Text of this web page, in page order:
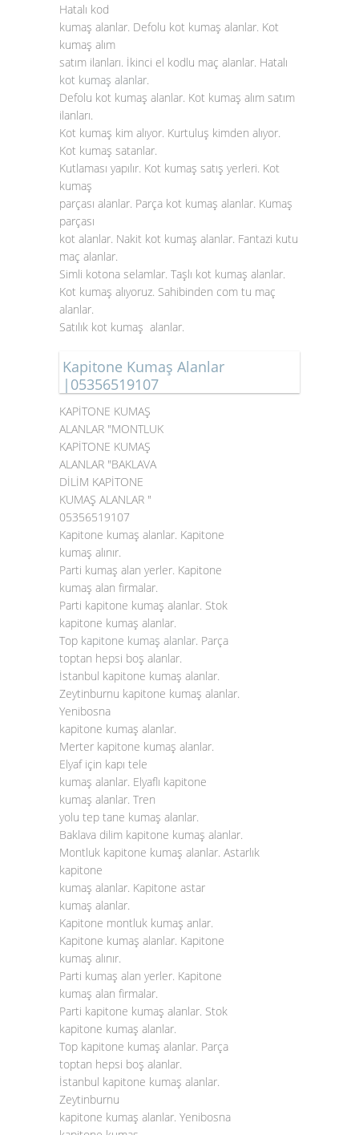
Hatalı kod
kumaş alanlar. Defolu kot kumaş alanlar. Kot
kumaş alım
satım ilanları. İkinci el kodlu maç alanlar. Hatalı
kot kumaş alanlar.
Defolu kot kumaş alanlar. Kot kumaş alım satım
ilanları.
Kot kumaş kim alıyor. Kurtuluş kimden alıyor.
Kot kumaş satanlar.
Kutlaması yapılır. Kot kumaş satış yerleri. Kot
kumaş
parçası alanlar. Parça kot kumaş alanlar. Kumaş
parçası
kot alanlar. Nakit kot kumaş alanlar. Fantazi kutu
maç alanlar.
Simli kotona selamlar. Taşlı kot kumaş alanlar.
Kot kumaş alıyoruz. Sahibinden com tu maç
alanlar.
Satılık kot kumaş alanlar.
Kapitone Kumaş Alanlar
|05356519107
KAPİTONE KUMAŞ
ALANLAR "MONTLUK
KAPİTONE KUMAŞ
ALANLAR "BAKLAVA
DİLİM KAPİTONE
KUMAŞ ALANLAR "
05356519107
Kapitone kumaş alanlar. Kapitone
kumaş alınır.
Parti kumaş alan yerler. Kapitone
kumaş alan firmalar.
Parti kapitone kumaş alanlar. Stok
kapitone kumaş alanlar.
Top kapitone kumaş alanlar. Parça
toptan hepsi boş alanlar.
İstanbul kapitone kumaş alanlar.
Zeytinburnu kapitone kumaş alanlar.
Yenibosna
kapitone kumaş alanlar.
Merter kapitone kumaş alanlar.
Elyaf için kapı tele
kumaş alanlar. Elyaflı kapitone
kumaş alanlar. Tren
yolu tep tane kumaş alanlar.
Baklava dilim kapitone kumaş alanlar.
Montluk kapitone kumaş alanlar. Astarlık
kapitone
kumaş alanlar. Kapitone astar
kumaş alanlar.
Kapitone montluk kumaş anlar.
Kapitone kumaş alanlar. Kapitone
kumaş alınır.
Parti kumaş alan yerler. Kapitone
kumaş alan firmalar.
Parti kapitone kumaş alanlar. Stok
kapitone kumaş alanlar.
Top kapitone kumaş alanlar. Parça
toptan hepsi boş alanlar.
İstanbul kapitone kumaş alanlar.
Zeytinburnu
kapitone kumaş alanlar. Yenibosna